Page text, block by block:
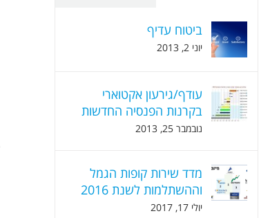
ביטוח עדיף
יוני 2, 2013
עודף/גירעון אקטוארי
בקרנות הפנסיה החדשות
נובמבר 25, 2013
מדד שירות קופות הגמל
וההשתלמות לשנת 2016
יולי 17, 2017